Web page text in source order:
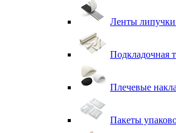
Ленты липучки
Подкладочная
Плечевые
Пакеты